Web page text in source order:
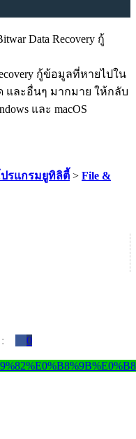
กู้ข้อมูลที่หายไปใน
และอื่นๆ มากมาย ให้กลับ
และ macOS
ปรแกรมยูทิลิตี้ > File &
0